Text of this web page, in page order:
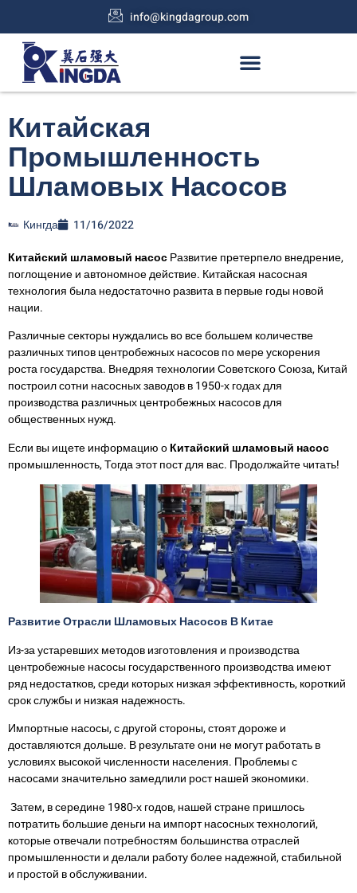
info@kingdagroup.com
Китайская
Промышленность
Шламовых Насосов
Кингда
11/16/2022
Китайский шламовый насосРазвитие претерпело внедрение,
поглощение и автономное действие. Китайская насосная
технология была недостаточно развита в первые годы новой
нации.
Различные секторы нуждались во все большем количестве
различных типов центробежных насосов по мере ускорения
роста государства. Внедряя технологии Советского Союза, Китай
построил сотни насосных заводов в 1950-х годах для
производства различных центробежных насосов для
общественных нужд.
Если вы ищете информацию оКитайский шламовый насос
промышленность, Тогда этот пост для вас. Продолжайте читать!
Развитие Отрасли Шламовых Насосов В Китае
Из-за устаревших методов изготовления и производства
центробежные насосы государственного производства имеют
ряд недостатков, среди которых низкая эффективность, короткий
срок службы и низкая надежность.
Импортные насосы, с другой стороны, стоят дороже и
доставляются дольше. В результате они не могут работать в
условиях высокой численности населения. Проблемы с
насосами значительно замедлили рост нашей экономики.
Затем, в середине 1980-х годов, нашей стране пришлось
потратить большие деньги на импорт насосных технологий,
которые отвечали потребностям большинства отраслей
промышленности и делали работу более надежной, стабильной
и простой в обслуживании.